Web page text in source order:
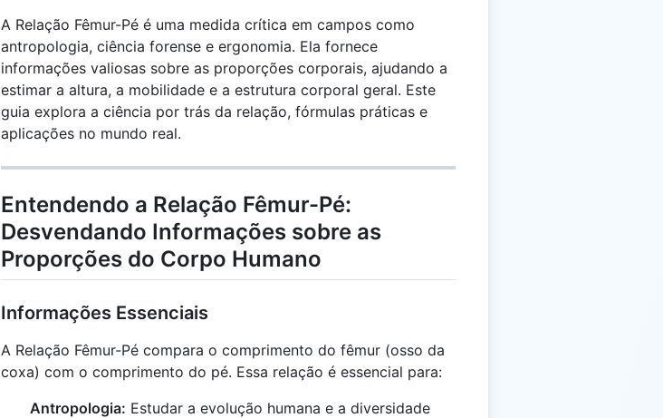
A Relação Fêmur-Pé é uma medida crítica em campos como
antropologia, ciência forense e ergonomia. Ela fornece
informações valiosas sobre as proporções corporais, ajudando a
estimar a altura, a mobilidade e a estrutura corporal geral. Este
guia explora a ciência por trás da relação, fórmulas práticas e
aplicações no mundo real.
Entendendo a Relação Fêmur-Pé:
Desvendando Informações sobre as
Proporções do Corpo Humano
Informações Essenciais
A Relação Fêmur-Pé compara o comprimento do fêmur (osso da
coxa) com o comprimento do pé. Essa relação é essencial para:
Antropologia: Estudar a evolução humana e a diversidade